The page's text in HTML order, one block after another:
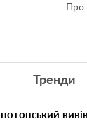
Тренди